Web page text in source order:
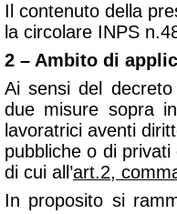
Il contenuto della
la circolare INPS
2 – Ambito di
Ai sensi del
due misure sopra
lavoratrici aventi
pubbliche o di
di cui all’art.2,
In proposito si